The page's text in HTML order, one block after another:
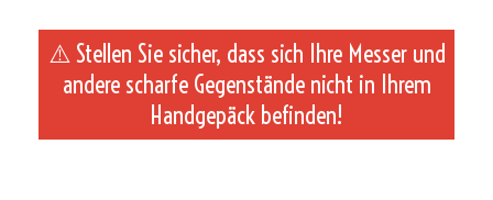
⚠️ Stellen Sie sicher, dass sich Ihre Messer und
andere scharfe Gegenstände nicht in Ihrem
Handgepäck befinden!